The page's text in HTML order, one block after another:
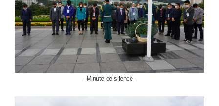
-Minute de silence-